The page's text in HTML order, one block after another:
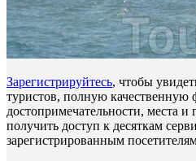
Зарегистрируйтесь, чтобы
туристов, полную
достопримечательности, места
получить доступ к десяткам
зарегистрированным